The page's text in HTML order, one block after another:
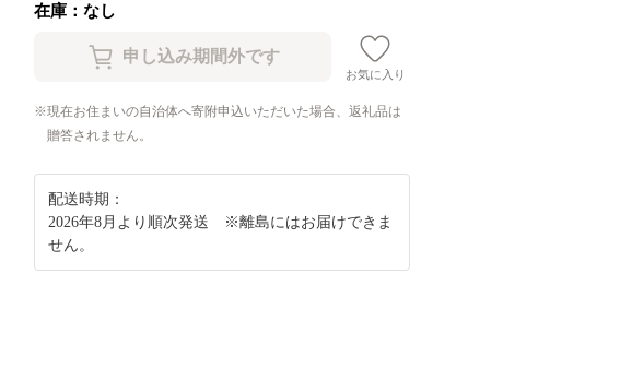
在庫：なし
お気に入り
現在お住まいの自治体へ寄附申込いただいた場合、返礼品は
贈答されません。
配送時期：
2026年8月より順次発送 ※離島にはお届けできま
せん。